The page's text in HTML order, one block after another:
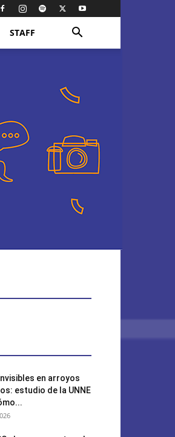
STAFF
en arroyos
estudio de la UNNE